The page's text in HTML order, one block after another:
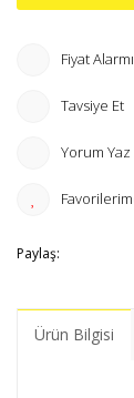
Fiyat Alarmı
Tavsiye Et
Yorum Yaz
Paylaş:
Ürün Bilgisi